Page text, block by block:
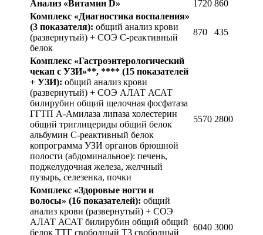
Анализ «Витамин D» 1720 860
Комплекс «Диагностика воспаления»
(3 показателя): общий анализ крови
(развернутый) + СОЭ С-реактивный
белок
870 435
Комплекс «Гастроэнтерологический
чекап с УЗИ»**, **** (15 показателей
+ УЗИ): общий анализ крови
(развернутый) + СОЭ АЛАТ АСАТ
билирубин общий щелочная фосфатаза
ГГТП А-Амилаза липаза холестерин
общий триглицериды общий белок
альбумин С-реактивный белок
копрограмма УЗИ органов брюшной
полости (абдоминальное): печень,
поджелудочная железа, желчный
пузырь, селезенка, почки
5570 2800
Комплекс «Здоровые ногти и
волосы» (16 показателей): общий
анализ крови (развернутый) + СОЭ
АЛАТ АСАТ билирубин общий общий
белок ТТГ свободный T3 свободный
6040 3000